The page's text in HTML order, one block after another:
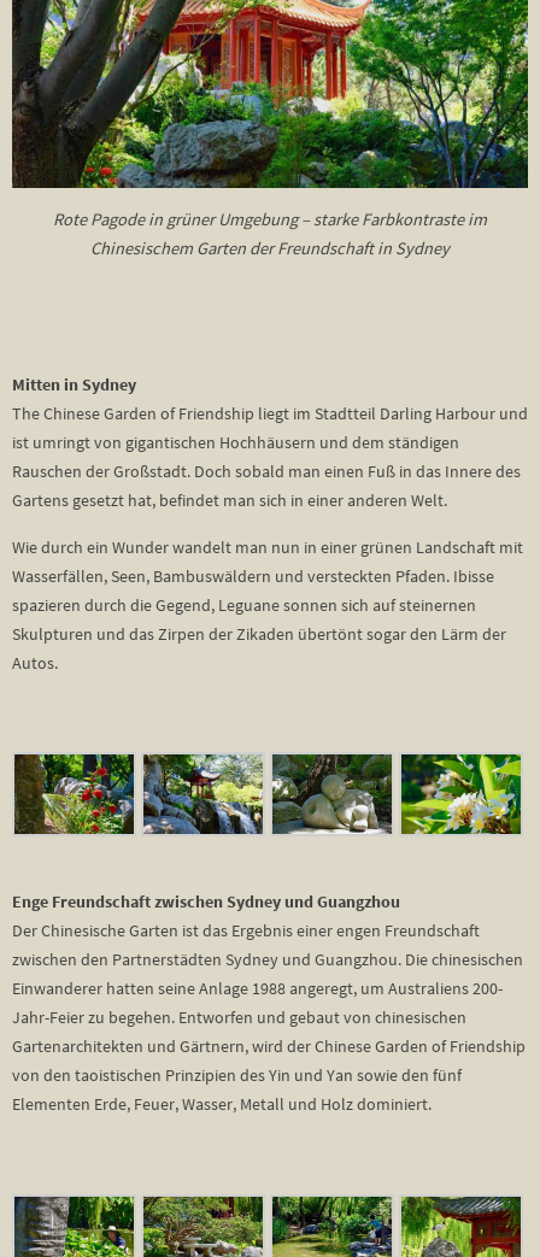
Rote Pagode in grüner Umgebung – starke Farbkontraste im
Chinesischem Garten der Freundschaft in Sydney
Mitten in Sydney
The Chinese Garden of Friendship liegt im Stadtteil Darling Harbour und
ist umringt von gigantischen Hochhäusern und dem ständigen
Rauschen der Großstadt. Doch sobald man einen Fuß in das Innere des
Gartens gesetzt hat, befindet man sich in einer anderen Welt.
Wie durch ein Wunder wandelt man nun in einer grünen Landschaft mit
Wasserfällen, Seen, Bambuswäldern und versteckten Pfaden. Ibisse
spazieren durch die Gegend, Leguane sonnen sich auf steinernen
Skulpturen und das Zirpen der Zikaden übertönt sogar den Lärm der
Autos.
Enge Freundschaft zwischen Sydney und Guangzhou
Der Chinesische Garten ist das Ergebnis einer engen Freundschaft
zwischen den Partnerstädten Sydney und Guangzhou. Die chinesischen
Einwanderer hatten seine Anlage 1988 angeregt, um Australiens 200-
Jahr-Feier zu begehen. Entworfen und gebaut von chinesischen
Gartenarchitekten und Gärtnern, wird der Chinese Garden of Friendship
von den taoistischen Prinzipien des Yin und Yan sowie den fünf
Elementen Erde, Feuer, Wasser, Metall und Holz dominiert.